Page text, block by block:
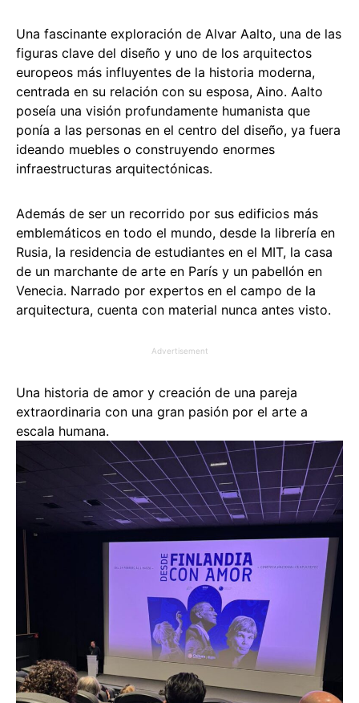
Una fascinante exploración de Alvar Aalto, una de las
figuras clave del diseño y uno de los arquitectos
europeos más influyentes de la historia moderna,
centrada en su relación con su esposa, Aino. Aalto
poseía una visión profundamente humanista que
ponía a las personas en el centro del diseño, ya fuera
ideando muebles o construyendo enormes
infraestructuras arquitectónicas.
Además de ser un recorrido por sus edificios más
emblemáticos en todo el mundo, desde la librería en
Rusia, la residencia de estudiantes en el MIT, la casa
de un marchante de arte en París y un pabellón en
Venecia. Narrado por expertos en el campo de la
arquitectura, cuenta con material nunca antes visto.
Advertisement
Una historia de amor y creación de una pareja
extraordinaria con una gran pasión por el arte a
escala humana.